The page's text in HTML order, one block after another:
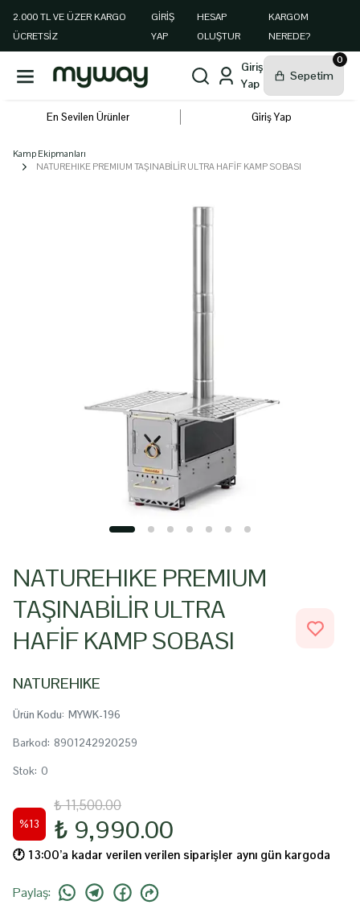
2.000 TL VE ÜZER KARGO
ÜCRETSİZ
GIRIŞ
YAP
HESAP
OLUŞTUR
KARGOM
NEREDE?
0
En Sevilen Ürünler Giriş Yap
Kamp Ekipmanları
NATUREHIKE PREMIUM TAŞINABİLİR ULTRA HAFİF KAMP SOBASI
NATUREHIKE PREMIUM
TAŞINABİLİR ULTRA
HAFİF KAMP SOBASI
NATUREHIKE
Ürün Kodu: MYWK-196
Barkod: 8901242920259
Stok: 0
%13
₺ 11,500.00
₺ 9,990.00
🕐️ 13:00’a kadar verilen verilen siparişler aynı gün kargoda
Paylaş: